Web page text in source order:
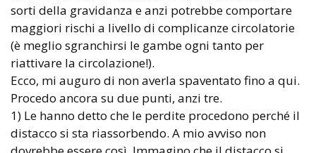
sorti della gravidanza e anzi potrebbe comportare
maggiori rischi a livello di complicanze circolatorie
(è meglio sgranchirsi le gambe ogni tanto per
riattivare la circolazione!).
Ecco, mi auguro di non averla spaventato fino a qui.
Procedo ancora su due punti, anzi tre.
1) Le hanno detto che le perdite procedono perché il
distacco si sta riassorbendo. A mio avviso non